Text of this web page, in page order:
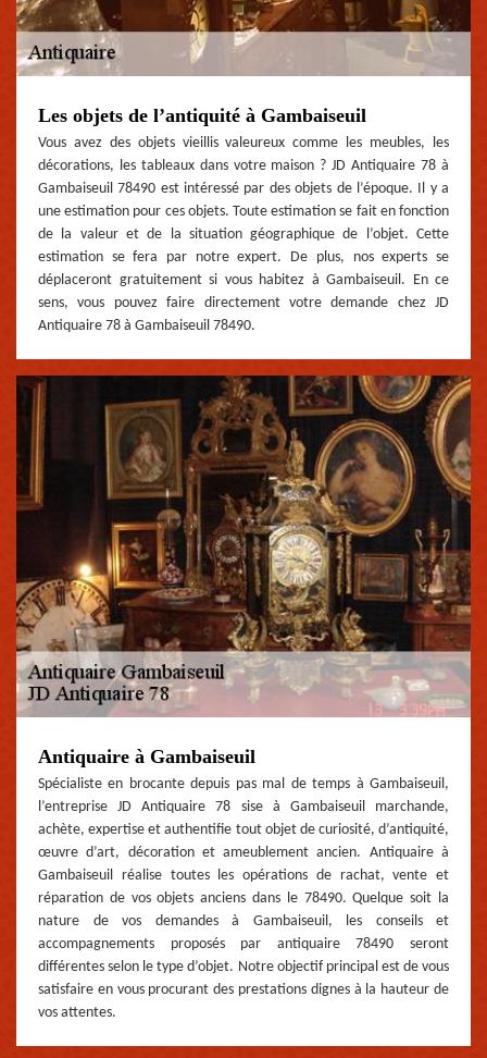
Les objets de l’antiquité à Gambaiseuil
Vous avez des objets vieillis valeureux comme les meubles, les
décorations, les tableaux dans votre maison ? JD Antiquaire 78 à
Gambaiseuil 78490 est intéressé par des objets de l’époque. Il y a
une estimation pour ces objets. Toute estimation se fait en fonction
de la valeur et de la situation géographique de l’objet. Cette
estimation se fera par notre expert. De plus, nos experts se
déplaceront gratuitement si vous habitez à Gambaiseuil. En ce
sens, vous pouvez faire directement votre demande chez JD
Antiquaire 78 à Gambaiseuil 78490.
Antiquaire à Gambaiseuil
Spécialiste en brocante depuis pas mal de temps à Gambaiseuil,
l’entreprise JD Antiquaire 78 sise à Gambaiseuil marchande,
achète, expertise et authentifie tout objet de curiosité, d’antiquité,
œuvre d’art, décoration et ameublement ancien. Antiquaire à
Gambaiseuil réalise toutes les opérations de rachat, vente et
réparation de vos objets anciens dans le 78490. Quelque soit la
nature de vos demandes à Gambaiseuil, les conseils et
accompagnements proposés par antiquaire 78490 seront
différentes selon le type d’objet. Notre objectif principal est de vous
satisfaire en vous procurant des prestations dignes à la hauteur de
vos attentes.